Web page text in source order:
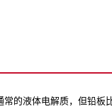
的液体电解质，但铅